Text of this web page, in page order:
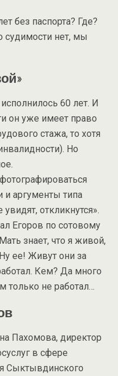
без паспорта? Где?
судимости нет, мы
60 лет. И
он уже имеет право
стажа, то хотя
Но
и аргументы типа
откликнутся».
Егоров по сотовому
знает, что я живой,
ее! Живут они за
Кем? Да много
только не работал…
Пахомова, директор
в сфере
Сыктывдинского